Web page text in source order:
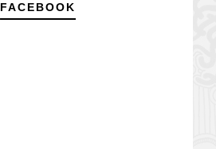
FACEBOOK